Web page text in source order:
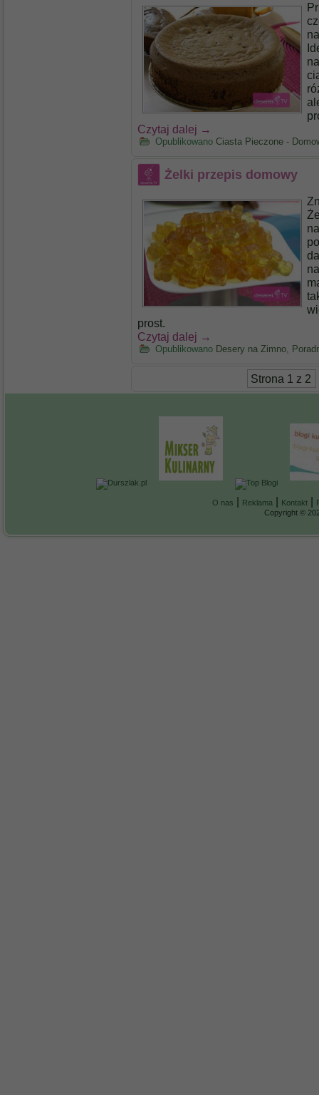
Czytaj dalej →
Opublikowano Ciasta Pieczone -
Żelki przepis domowy
prost.
Czytaj dalej →
Opublikowano Desery na Zimno,
Strona 1 z 2
O nas Reklama Kontakt
Copyright ©